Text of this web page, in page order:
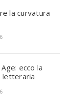
la curvatura
ecco la
letteraria